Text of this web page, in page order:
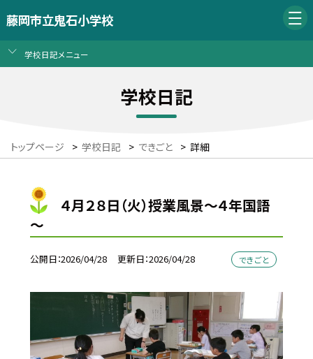
藤岡市立鬼石小学校
学校日記メニュー
学校日記
トップページ > 学校日記 > できごと > 詳細
４月２８日（火）授業風景～４年国語
～
公開日 2026/04/28 更新日 2026/04/28 できごと